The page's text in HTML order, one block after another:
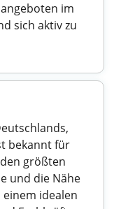
im
sich aktiv zu
bekannt für
größten
und die Nähe
idealen